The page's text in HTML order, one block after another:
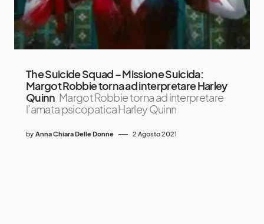
The Suicide Squad – Missione Suicida:
Margot Robbie torna ad interpretare Harley
Quinn Margot Robbie torna ad interpretare
l’amata psicopatica Harley Quinn
by Anna Chiara Delle Donne 2 Agosto 2021